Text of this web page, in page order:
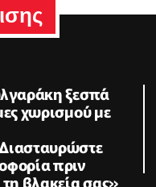
ξεσπά
χωρισμού με
πριν
τη βλακεία σας»